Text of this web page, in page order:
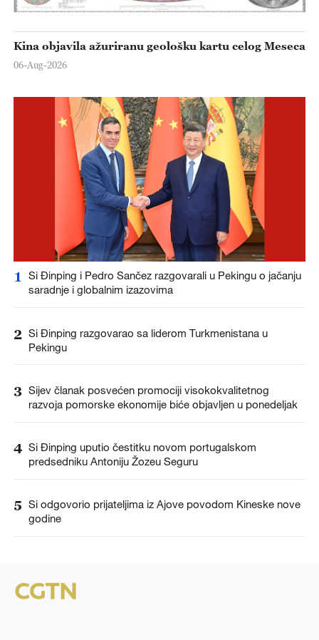
Kina objavila ažuriranu geološku kartu celog Meseca
06-Aug-2026
1
Si Đinping i Pedro Sančez razgovarali u Pekingu o jačanju
saradnje i globalnim izazovima
2 Si Đinping razgovarao sa liderom Turkmenistana u
Pekingu
3 Sijev članak posvećen promociji visokokvalitetnog
razvoja pomorske ekonomije biće objavljen u ponedeljak
4 Si Đinping uputio čestitku novom portugalskom
predsedniku Antoniju Žozeu Seguru
5 Si odgovorio prijateljima iz Ajove povodom Kineske nove
godine